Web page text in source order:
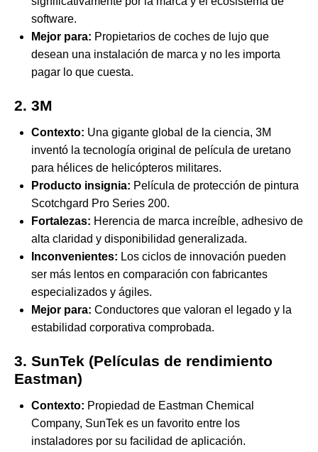
software.
Mejor para: Propietarios de coches de lujo que
desean una instalación de marca y no les importa
pagar lo que cuesta.
2. 3M
Contexto: Una gigante global de la ciencia, 3M
inventó la tecnología original de película de uretano
para hélices de helicópteros militares.
Producto insignia: Película de protección de pintura
Scotchgard Pro Series 200.
Fortalezas: Herencia de marca increíble, adhesivo de
alta claridad y disponibilidad generalizada.
Inconvenientes: Los ciclos de innovación pueden
ser más lentos en comparación con fabricantes
especializados y ágiles.
Mejor para: Conductores que valoran el legado y la
estabilidad corporativa comprobada.
3. SunTek (Películas de rendimiento
Eastman)
Contexto: Propiedad de Eastman Chemical
Company, SunTek es un favorito entre los
instaladores por su facilidad de aplicación.